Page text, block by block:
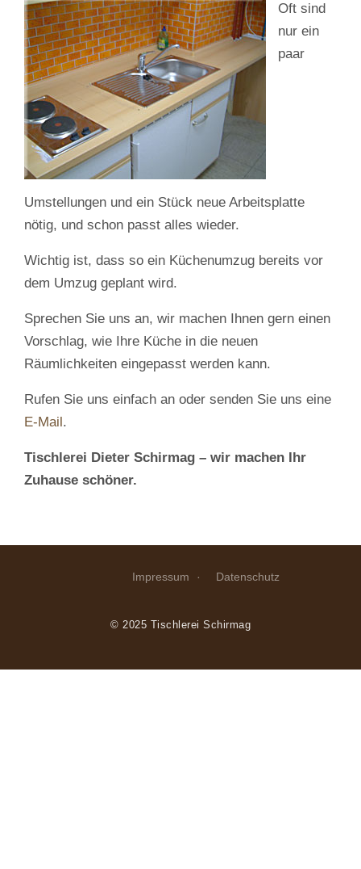
Oft sind
nur ein
paar
Umstellungen und ein Stück neue Arbeitsplatte
nötig, und schon passt alles wieder.
Wichtig ist, dass so ein Küchenumzug bereits vor
dem Umzug geplant wird.
Sprechen Sie uns an, wir machen Ihnen gern einen
Vorschlag, wie Ihre Küche in die neuen
Räumlichkeiten eingepasst werden kann.
Rufen Sie uns einfach an oder senden Sie uns eine
E-Mail.
Tischlerei Dieter Schirmag – wir machen Ihr
Zuhause schöner.
Impressum Datenschutz
© 2025 Tischlerei Schirmag